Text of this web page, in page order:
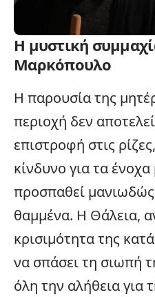
Η μυστική
Μαρκόπουλο
Η παρουσία της
περιοχή δεν
επιστροφή στις
κίνδυνο για τα
προσπαθεί
θαμμένα. Η Θάλεια,
κρισιμότητα της
να σπάσει τη σιωπή
όλη την αλήθεια για